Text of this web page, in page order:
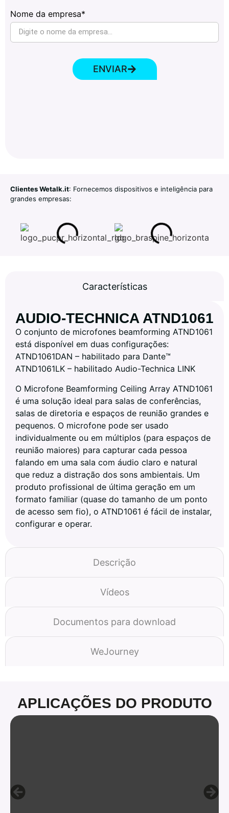
Nome da empresa*
ENVIAR
Clientes Wetalk.it: Fornecemos dispositivos e inteligência para
grandes empresas:
Características
Descrição
Vídeos
Documentos para download
WeJourney
AUDIO-TECHNICA ATND1061
O conjunto de microfones beamforming ATND1061
está disponível em duas configurações:
ATND1061DAN – habilitado para Dante™
ATND1061LK – habilitado Audio-Technica LINK
O Microfone Beamforming Ceiling Array ATND1061
é uma solução ideal para salas de conferências,
salas de diretoria e espaços de reunião grandes e
pequenos. O microfone pode ser usado
individualmente ou em múltiplos (para espaços de
reunião maiores) para capturar cada pessoa
falando em uma sala com áudio claro e natural
que reduz a distração dos sons ambientais. Um
produto profissional de última geração em um
formato familiar (quase do tamanho de um ponto
de acesso sem fio), o ATND1061 é fácil de instalar,
configurar e operar.
APLICAÇÕES DO PRODUTO